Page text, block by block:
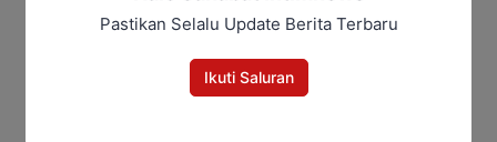
Pastikan Selalu Update Berita Terbaru
Ikuti Saluran